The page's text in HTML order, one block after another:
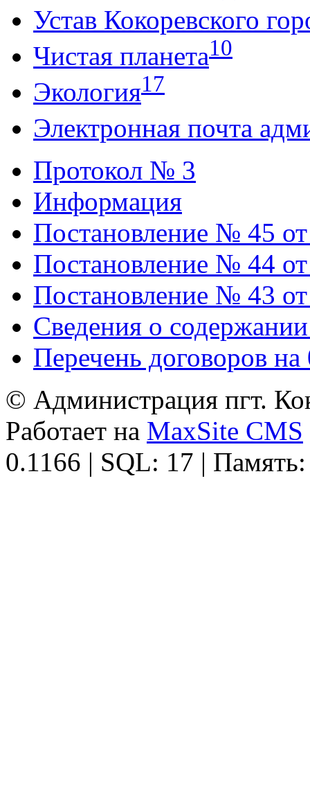
Устав Кокоревского
Чистая планета10
Экология17
Электронная почта
Протокол № 3
Информация
Постановление № 45
Постановление № 44
Постановление № 43
Сведения о
Перечень договоров на
© Администрация пгт.
Работает на MaxSite CMS
0.1166 | SQL: 17 |